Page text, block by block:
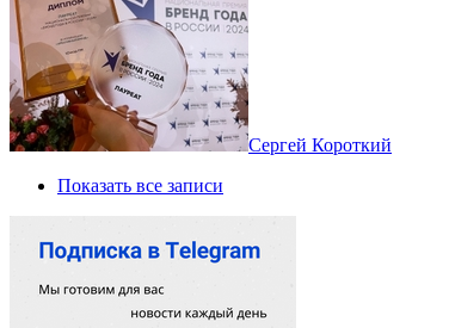
Сергей Короткий
Показать все записи